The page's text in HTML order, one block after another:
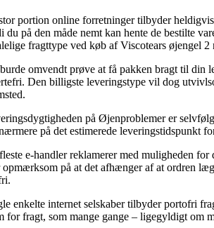
portion online forretninger tilbyder
du på den måde nemt kan hente de bestilte
fragttype ved køb af Viscotears øjengel 2
omvendt prøve at få pakken bragt til din
Den billigste leveringstype vil dog
på Øjenproblemer er
på det estimerede leveringstidspunkt
e-handler reklamerer med muligheden
på at det afhænger af at ordren
enkelte internet selskaber tilbyder portofri
for fragt, som mange gange – ligegyldigt om